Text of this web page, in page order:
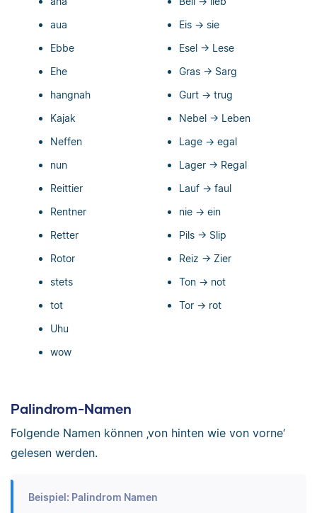
aua
Ebbe
Ehe
hangnah
Kajak
Neffen
nun
Reittier
Rentner
Retter
Rotor
stets
tot
Uhu
wow
Eis → sie
Esel → Lese
Gras → Sarg
Gurt → trug
Nebel → Leben
Lage → egal
Lager → Regal
Lauf → faul
nie → ein
Pils → Slip
Reiz → Zier
Ton → not
Tor → rot
Palindrom-Namen
Folgende Namen können ‚von hinten wie von vorne‘
gelesen werden.
Beispiel: Palindrom Namen